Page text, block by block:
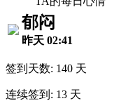
郁闷
昨天 02:41
签到天数: 140 天
连续签到: 13 天